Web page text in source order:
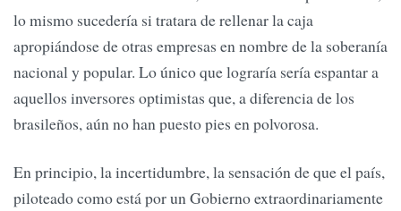
lo mismo sucedería si tratara de rellenar la caja
apropiándose de otras empresas en nombre de la soberanía
nacional y popular. Lo único que lograría sería espantar a
aquellos inversores optimistas que, a diferencia de los
brasileños, aún no han puesto pies en polvorosa.
En principio, la incertidumbre, la sensación de que el país,
piloteado como está por un Gobierno extraordinariamente